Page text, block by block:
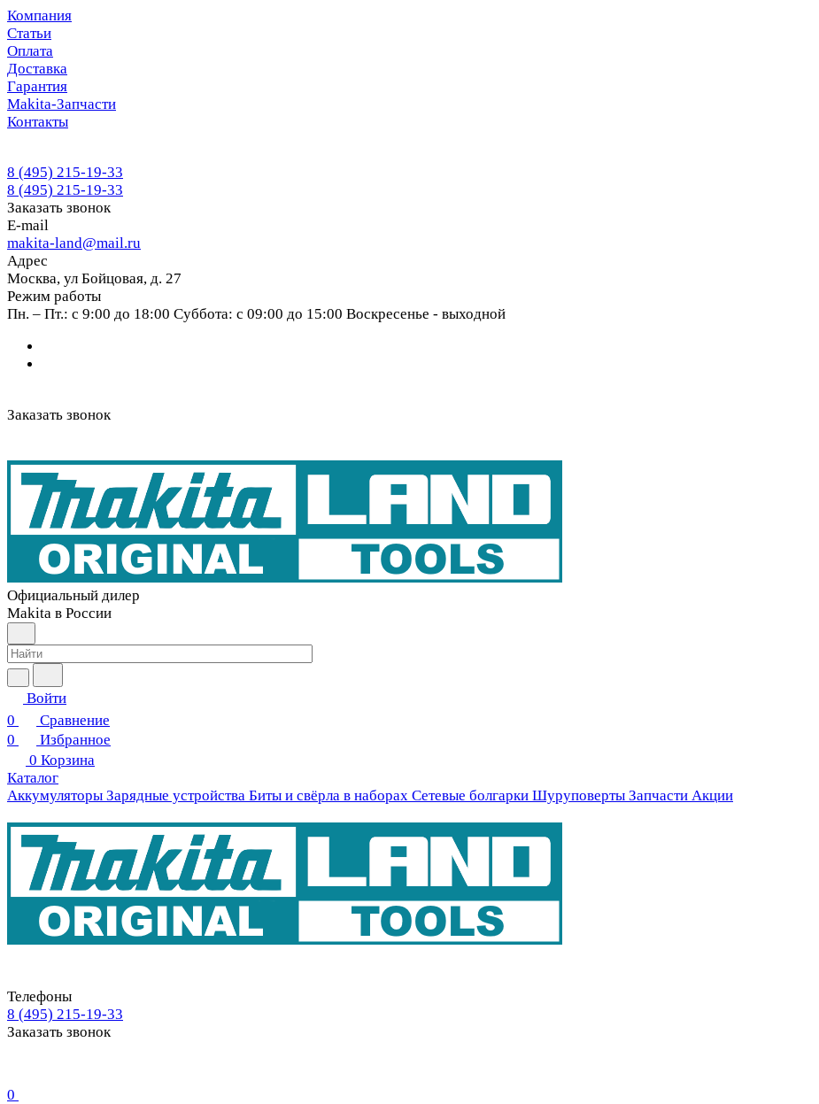
Компания
Статьи
Оплата
Доставка
Гарантия
Makita-Запчасти
Контакты
8 (495) 215-19-33
8 (495) 215-19-33
Заказать звонок
E-mail
makita-land@mail.ru
Адрес
Москва, ул Бойцовая, д. 27
Режим работы
Пн. – Пт.: с 9:00 до 18:00 Суббота: с 09:00 до 15:00 Воскресенье - выходной
Заказать звонок
Официальный дилер
Makita в России
Войти
0
Сравнение
0
Избранное
0 Корзина
Каталог
Аккумуляторы Зарядные устройства Биты и свёрла в наборах Сетевые болгарки Шуруповерты Запчасти Акции
Телефоны
8 (495) 215-19-33
Заказать звонок
0